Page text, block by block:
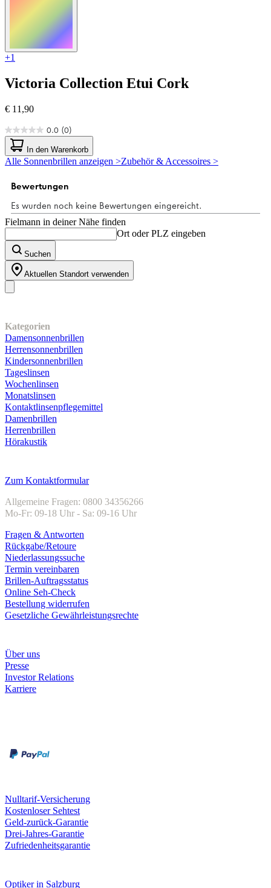
+1
Victoria Collection Etui Cork
€ 11,90
0.0 (0)
0.0
von
5
Sternen.
In den Warenkorb
Alle Sonnenbrillen anzeigen >Zubehör & Accessoires >
Fielmann in deiner Nähe finden
Ort oder PLZ eingeben
Suchen
Aktuellen Standort verwenden
Kategorien
Damensonnenbrillen
Herrensonnenbrillen
Kindersonnenbrillen
Tageslinsen
Wochenlinsen
Monatslinsen
Kontaktlinsenpflegemittel
Damenbrillen
Herrenbrillen
Hörakustik
Zum Kontaktformular
Allgemeine Fragen: 0800 34356266
Mo-Fr: 09-18 Uhr - Sa: 09-16 Uhr
Fragen & Antworten
Rückgabe/Retoure
Niederlassungssuche
Termin vereinbaren
Brillen-Auftragsstatus
Online Seh-Check
Bestellung widerrufen
Gesetzliche Gewährleistungsrechte
Über uns
Presse
Investor Relations
Karriere
Nulltarif-Versicherung
Kostenloser Sehtest
Geld-zurück-Garantie
Drei-Jahres-Garantie
Zufriedenheitsgarantie
Optiker in Salzburg